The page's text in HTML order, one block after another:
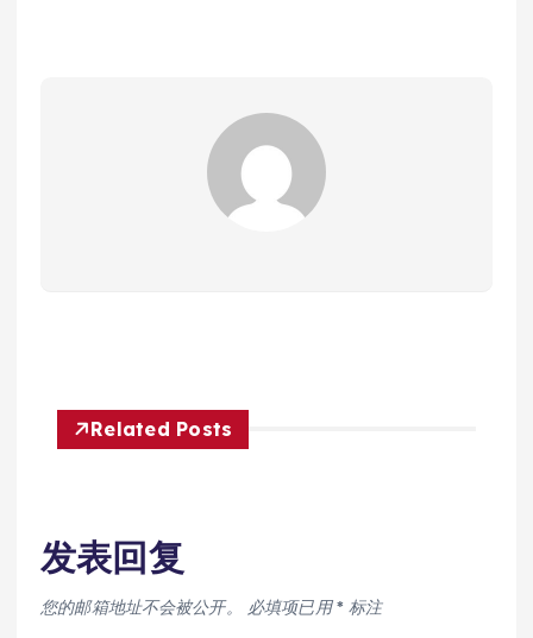
Related Posts
发表回复
您的邮箱地址不会被公开。 必填项已用* 标注